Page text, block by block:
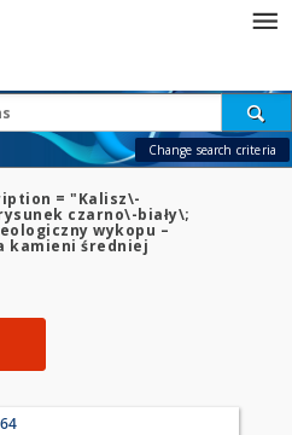
Change search criteria
= "Kalisz\-
czarno\-biały\;
wykopu –
kamieni średniej
64